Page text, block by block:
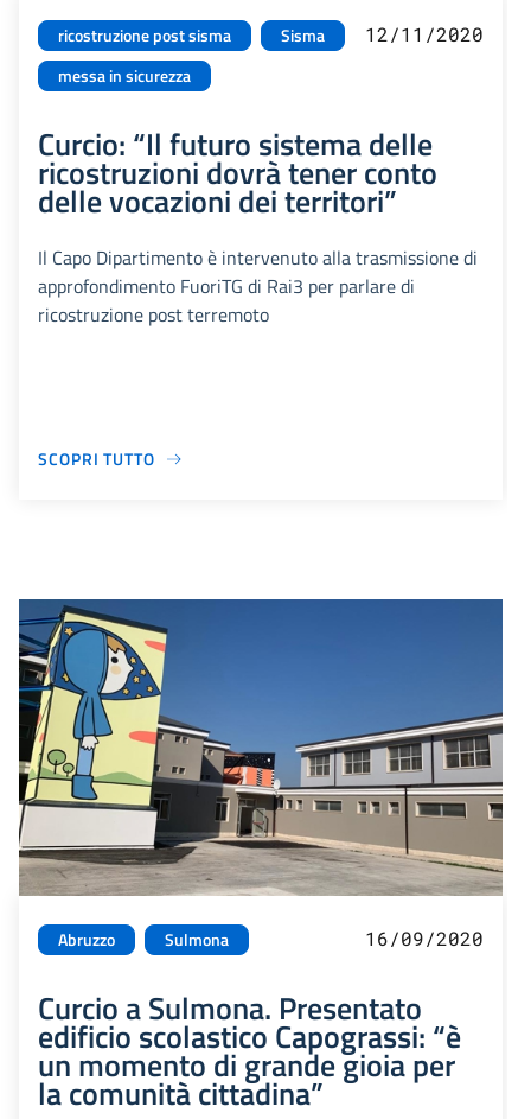
ricostruzione post sisma
Sisma
messa in sicurezza
12/11/2020
Curcio: “Il futuro sistema delle
ricostruzioni dovrà tener conto
delle vocazioni dei territori”
Il Capo Dipartimento è intervenuto alla trasmissione di
approfondimento FuoriTG di Rai3 per parlare di
ricostruzione post terremoto
SCOPRI TUTTO
Abruzzo Sulmona 16/09/2020
Curcio a Sulmona. Presentato
edificio scolastico Capograssi: “è
un momento di grande gioia per
la comunità cittadina”